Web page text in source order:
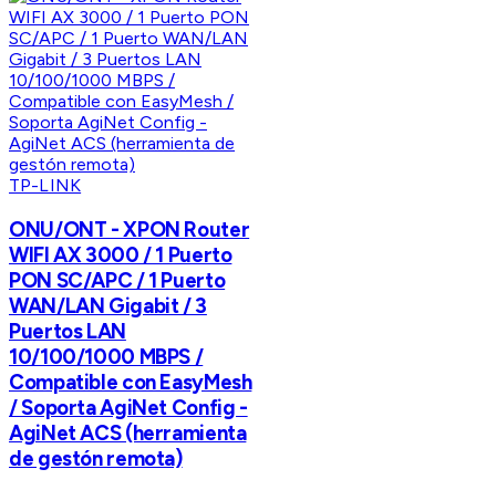
TP-LINK
ONU/ONT - XPON Router
WIFI AX 3000 / 1 Puerto
PON SC/APC / 1 Puerto
WAN/LAN Gigabit / 3
Puertos LAN
10/100/1000 MBPS /
Compatible con EasyMesh
/ Soporta AgiNet Config -
AgiNet ACS (herramienta
de gestón remota)